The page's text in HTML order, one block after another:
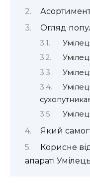
Огляд
Який
Корисне
апараті Умілець